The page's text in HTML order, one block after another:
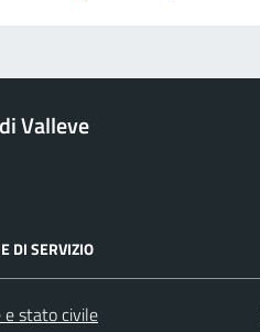
Valleve
DI SERVIZIO
e stato civile